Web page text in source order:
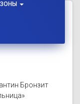
Бронзит